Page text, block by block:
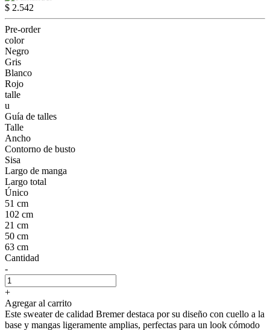
$ 2.542
Pre-order
color
Negro
Gris
Blanco
Rojo
talle
u
Guía de talles
Talle
Ancho
Contorno de busto
Sisa
Largo de manga
Largo total
Único
51 cm
102 cm
21 cm
50 cm
63 cm
Cantidad
-
+
Agregar al carrito
Este sweater de calidad Bremer destaca por su diseño con cuello a la
base y mangas ligeramente amplias, perfectas para un look cómodo